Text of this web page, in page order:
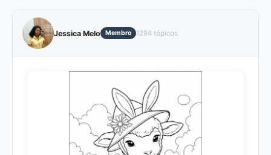
Jessica Melo Membro 1294 tópicos